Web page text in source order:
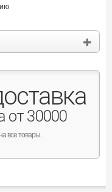
от 30000
все товары.